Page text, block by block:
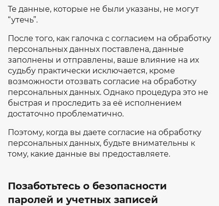
Те данные, которые не были указаны, не могут
“утечь”.
После того, как галочка с согласием на обработку
персональных данных поставлена, данные
заполнены и отправлены, ваше влияние на их
судьбу практически исключается, кроме
возможности отозвать согласие на обработку
персональных данных. Однако процедура это не
быстрая и проследить за её исполнением
достаточно проблематично.
Поэтому, когда вы даете согласие на обработку
персональных данных, будьте внимательны к
тому, какие данные вы предоставляете.
Позаботьтесь о безопасности
паролей и учетных записей